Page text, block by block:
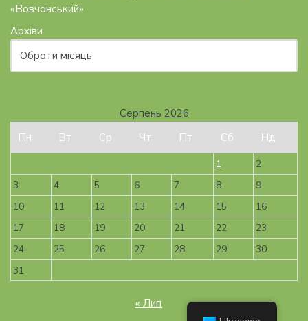
«Вовчанський»
Архіви
Серпень 2026
Пн
Вт Ср Чт Пт Сб Нд
1
2
3
4 5 6 7 8
9
10
11 12 13 14 15
16
17
18 19 20 21 22
23
24
25 26 27 28 29
30
31
« Лип